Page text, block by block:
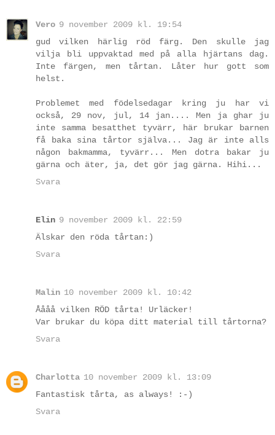
Vero 9 november 2009 kl. 19:54
gud vilken härlig röd färg. Den skulle jag
vilja bli uppvaktad med på alla hjärtans dag.
Inte färgen, men tårtan. Låter hur gott som
helst.
Problemet med födelsedagar kring ju har vi
också, 29 nov, jul, 14 jan.... Men ja ghar ju
inte samma besatthet tyvärr, här brukar barnen
få baka sina tårtor själva... Jag är inte alls
någon bakmamma, tyvärr... Men dotra bakar ju
gärna och äter, ja, det gör jag gärna. Hihi...
Svara
Elin 9 november 2009 kl. 22:59
Älskar den röda tårtan:)
Svara
Malin 10 november 2009 kl. 10:42
Åååå vilken RÖD tårta! Urläcker!
Var brukar du köpa ditt material till tårtorna?
Svara
Charlotta 10 november 2009 kl. 13:09
Fantastisk tårta, as always! :-)
Svara